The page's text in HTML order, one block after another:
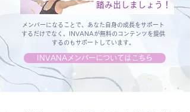
踏み出しましょう！
メンバーになることで、あなた自身の成長をサポート
するだけでなく、
INVANAが無料のコンテンツを提供
するのもサポートしています。
INVANAメンバーについてはこちら